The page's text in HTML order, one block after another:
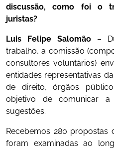
discussão, como foi o
juristas?
Luis Felipe Salomão–
trabalho, a comissão
consultores voluntários)
entidades representativas
de direito, órgãos
objetivo de comunicar
sugestões.
Recebemos 280 propostas
foram examinadas ao